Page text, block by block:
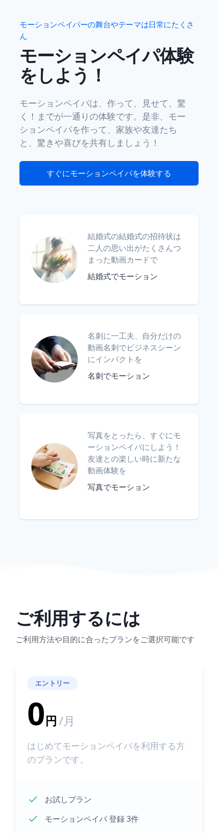
モーションペイパーの舞台やテーマは日常にたくさ
ん
モーションペイパ体験
をしよう！
モーションペイパは、作って、見せて、驚
く！までが一通りの体験です。是非、モー
ションペイパを作って、家族や友達たち
と、驚きや喜びを共有しましょう！
すぐにモーションペイパを体験する
結婚式の結婚式の招待状は
二人の思い出がたくさんつ
まった動画カードで
結婚式でモーション
名刺に一工夫、自分だけの
動画名刺でビジネスシーン
にインパクトを
名刺でモーション
写真をとったら、すぐにモ
ーションペイパにしよう！
友達との楽しい時に新たな
動画体験を
写真でモーション
ご利用するには
ご利用方法や目的に合ったプランをご選択可能です
エントリー
0円/月
はじめてモーションペイパを利用する方
のプランです。
お試しプラン
モーションペイパ 登録 3件